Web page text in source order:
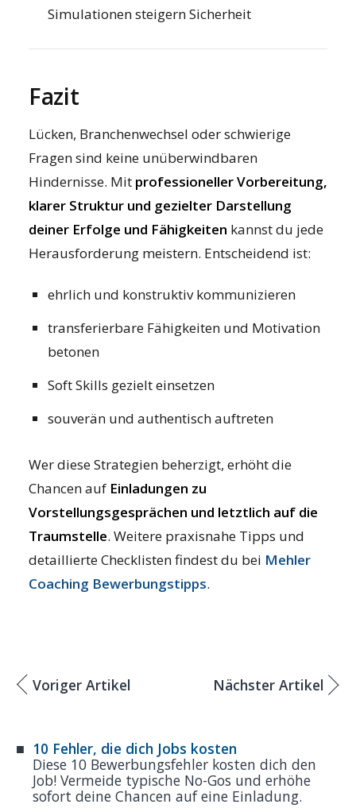
Simulationen steigern Sicherheit
Fazit
Lücken, Branchenwechsel oder schwierige
Fragen sind keine unüberwindbaren
Hindernisse. Mit professioneller Vorbereitung,
klarer Struktur und gezielter Darstellung
deiner Erfolge und Fähigkeiten kannst du jede
Herausforderung meistern. Entscheidend ist:
ehrlich und konstruktiv kommunizieren
transferierbare Fähigkeiten und Motivation
betonen
Soft Skills gezielt einsetzen
souverän und authentisch auftreten
Wer diese Strategien beherzigt, erhöht die
Chancen auf Einladungen zu
Vorstellungsgesprächen und letztlich auf die
Traumstelle. Weitere praxisnahe Tipps und
detaillierte Checklisten findest du bei Mehler
Coaching Bewerbungstipps.
Voriger Artikel Nächster Artikel
10 Fehler, die dich Jobs kosten
Diese 10 Bewerbungsfehler kosten dich den
Job! Vermeide typische No-Gos und erhöhe
sofort deine Chancen auf eine Einladung.